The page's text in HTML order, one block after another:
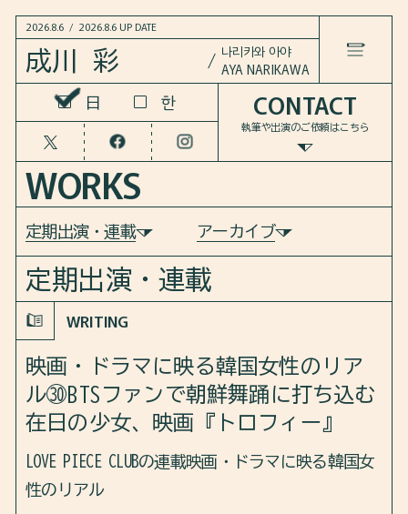
2026.8.6 / 2026.8.6 UP DATE
成川 彩 나리카와 아야
AYA NARIKAWA
LANGUAGE 日 한
HOME
NEWS
WORKS
COLUMN
BOOKS
PROFILE
FAQ
日 한
執筆や出演のご依頼はこちら
CONTACT
WORKS
定期出演・連載 アーカイブ
定期出演・連載
WRITING
映画・ドラマに映る韓国女性のリア
ル㉚BTSファンで朝鮮舞踊に打ち込む
在日の少女、映画『トロフィー』
LOVE PIECE CLUBの連載映画・ドラマに映る韓国女
性のリアル